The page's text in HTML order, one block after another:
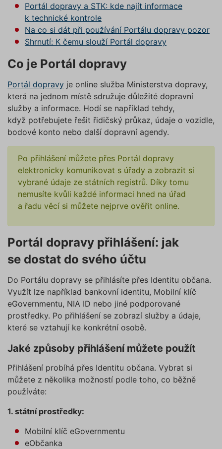
Portál dopravy a STK: kde najít informace
k technické kontrole
Na co si dát při používání Portálu dopravy pozor
Shrnutí: K čemu slouží Portál dopravy
Co je Portál dopravy
Portál dopravy je online služba Ministerstva dopravy,
která na jednom místě sdružuje důležité dopravní
služby a informace. Hodí se například tehdy,
když potřebujete řešit řidičský průkaz, údaje o vozidle,
bodové konto nebo další dopravní agendy.
Po přihlášení můžete přes Portál dopravy
elektronicky komunikovat s úřady a zobrazit si
vybrané údaje ze státních registrů. Díky tomu
nemusíte kvůli každé informaci hned na úřad
a řadu věcí si můžete nejprve ověřit online.
Portál dopravy přihlášení: jak
se dostat do svého účtu
Do Portálu dopravy se přihlásíte přes Identitu občana.
Využít lze například bankovní identitu, Mobilní klíč
eGovernmentu, NIA ID nebo jiné podporované
prostředky. Po přihlášení se zobrazí služby a údaje,
které se vztahují ke konkrétní osobě.
Jaké způsoby přihlášení můžete použít
Přihlášení probíhá přes Identitu občana. Vybrat si
můžete z několika možností podle toho, co běžně
používáte:
1. státní prostředky:
Mobilní klíč eGovernmentu
eObčanka